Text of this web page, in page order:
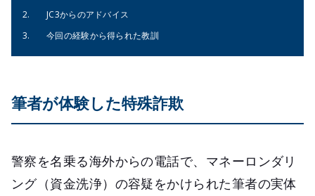
JC3からのアドバイス
今回の経験から得られた教訓
筆者が体験した特殊詐欺
警察を名乗る海外からの電話で、マネーロンダリ
ング（資金洗浄）の容疑をかけられた筆者の実体